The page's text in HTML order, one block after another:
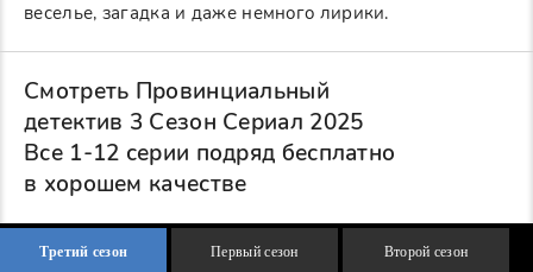
веселье, загадка и даже немного лирики.
Смотреть Провинциальный
детектив 3 Сезон Сериал 2025
Все 1-12 серии подряд бесплатно
в хорошем качестве
Третий сезон Первый сезон Второй сезон